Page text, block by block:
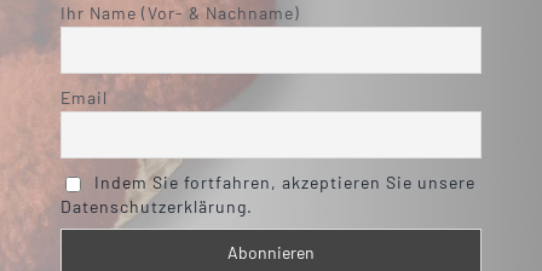
Ihr Name (Vor- & Nachname)
Email
Indem Sie fortfahren, akzeptieren Sie unsere
Datenschutzerklärung.